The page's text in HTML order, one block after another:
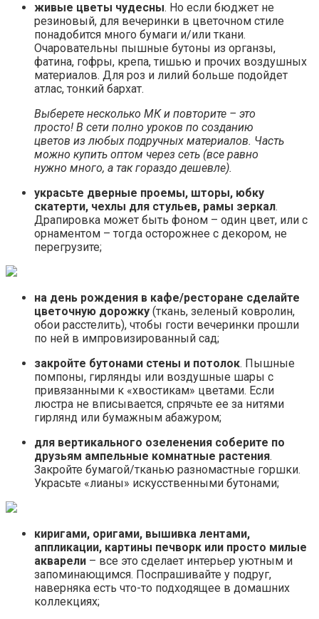
живые цветы чудесны. Но если бюджет не
резиновый, для вечеринки в цветочном стиле
понадобится много бумаги и/или ткани.
Очаровательны пышные бутоны из органзы,
фатина, гофры, крепа, тишью и прочих воздушных
материалов. Для роз и лилий больше подойдет
атлас, тонкий бархат.
Выберете несколько МК и повторите – это
просто! В сети полно уроков по созданию
цветов из любых подручных материалов. Часть
можно купить оптом через сеть (все равно
нужно много, а так гораздо дешевле).
украсьте дверные проемы, шторы, юбку
скатерти, чехлы для стульев, рамы зеркал.
Драпировка может быть фоном – один цвет, или с
орнаментом – тогда осторожнее с декором, не
перегрузите;
на день рождения в кафе/ресторане сделайте
цветочную дорожку (ткань, зеленый ковролин,
обои расстелить), чтобы гости вечеринки прошли
по ней в импровизированный сад;
закройте бутонами стены и потолок. Пышные
помпоны, гирлянды или воздушные шары с
привязанными к «хвостикам» цветами. Если
люстра не вписывается, спрячьте ее за нитями
гирлянд или бумажным абажуром;
для вертикального озеленения соберите по
друзьям ампельные комнатные растения.
Закройте бумагой/тканью разномастные горшки.
Украсьте «лианы» искусственными бутонами;
киригами, оригами, вышивка лентами,
аппликации, картины печворк или просто милые
акварели – все это сделает интерьер уютным и
запоминающимся. Поспрашивайте у подруг,
наверняка есть что-то подходящее в домашних
коллекциях;